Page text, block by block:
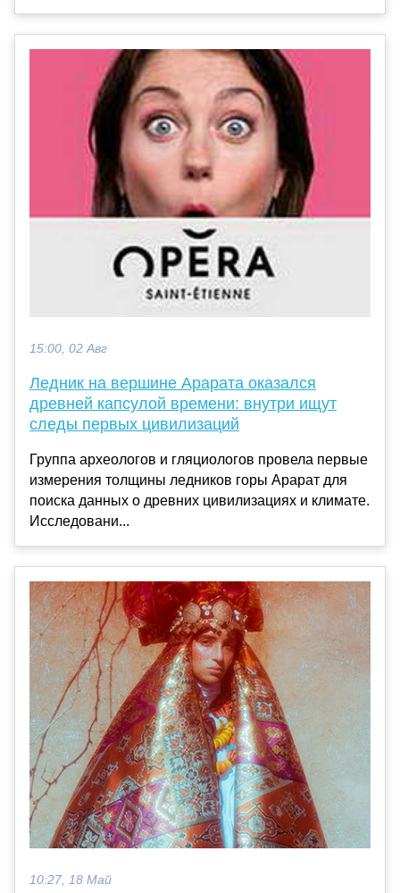
15:00, 02 Авг
Ледник на вершине Арарата оказался
древней капсулой времени: внутри ищут
следы первых цивилизаций
Группа археологов и гляциологов провела первые
измерения толщины ледников горы Арарат для
поиска данных о древних цивилизациях и климате.
Исследовани...
10:27, 18 Май